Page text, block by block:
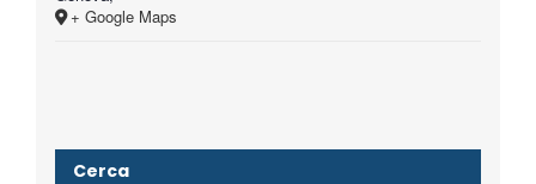
+ Google Maps
Cerca